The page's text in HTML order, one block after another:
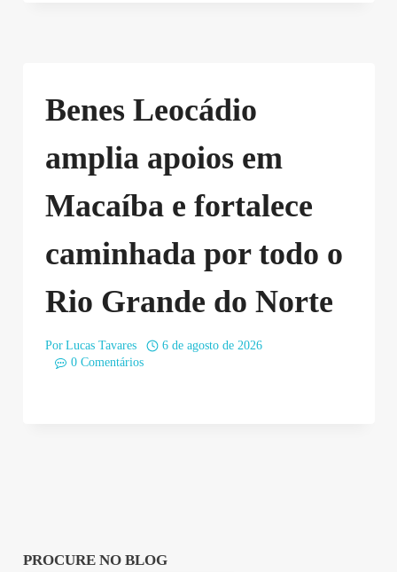
Benes Leocádio
amplia apoios em
Macaíba e fortalece
caminhada por todo o
Rio Grande do Norte
Por Lucas Tavares
6 de agosto de 2026
0 Comentários
PROCURE NO BLOG